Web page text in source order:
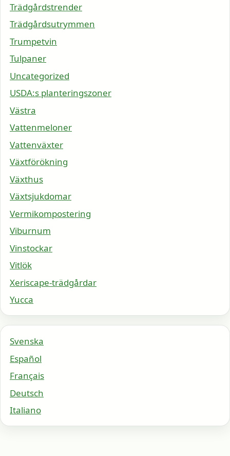
Trädgårdstrender
Trädgårdsutrymmen
Trumpetvin
Tulpaner
Uncategorized
USDA:s planteringszoner
Västra
Vattenmeloner
Vattenväxter
Växtförökning
Växthus
Växtsjukdomar
Vermikompostering
Viburnum
Vinstockar
Vitlök
Xeriscape-trädgårdar
Yucca
Svenska
Español
Français
Deutsch
Italiano